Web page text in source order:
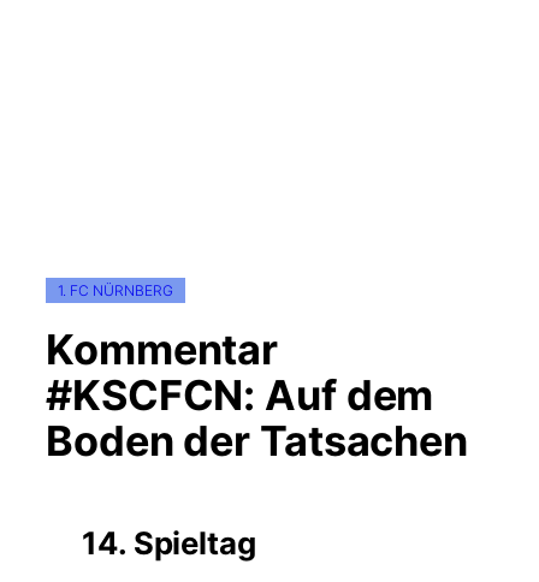
1. FC NÜRNBERG
Kommentar
#KSCFCN: Auf dem
Boden der Tatsachen
14. Spieltag